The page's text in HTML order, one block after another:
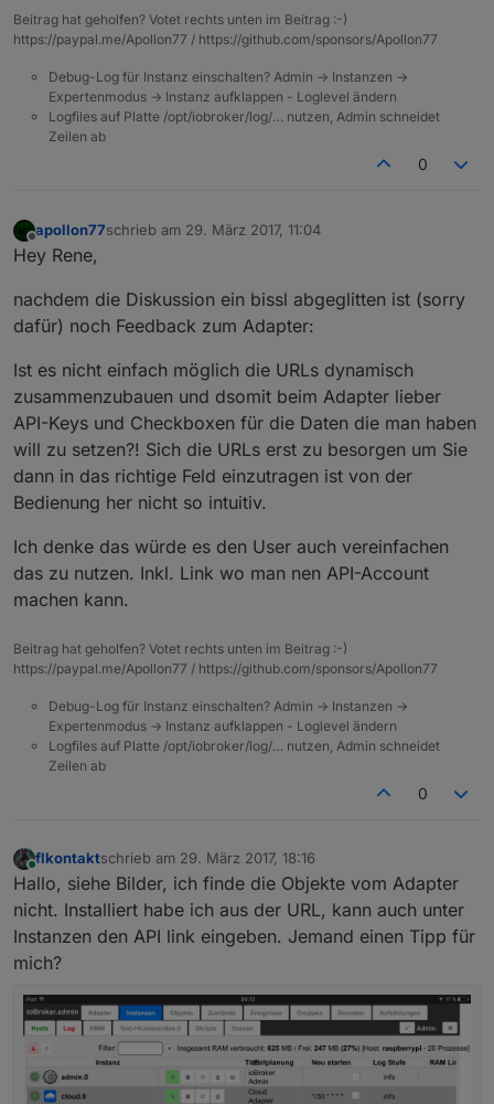
}
var
str =
;
return str.replace(new RegExp(find.replace
};
Beitrag hat geholfen? Votet rechts unten im Beitrag :-)
https://paypal.me/Apollon77 / https://github.com/sponsors/Apollon77
Debug-Log für Instanz einschalten? Admin -> Instanzen ->
Expertenmodus -> Instanz aufklappen - Loglevel ändern
Logfiles auf Platte /opt/iobroker/log/… nutzen, Admin schneidet
Zeilen ab
0
Offline
apollon77schrieb am 29. März 2017, 11:04
zuletzt editiert von
Hey Rene,
nachdem die Diskussion ein bissl abgeglitten ist (sorry
dafür) noch Feedback zum Adapter:
Ist es nicht einfach möglich die URLs dynamisch
zusammenzubauen und dsomit beim Adapter lieber
API-Keys und Checkboxen für die Daten die man haben
will zu setzen?! Sich die URLs erst zu besorgen um Sie
dann in das richtige Feld einzutragen ist von der
Bedienung her nicht so intuitiv.
Ich denke das würde es den User auch vereinfachen
das zu nutzen. Inkl. Link wo man nen API-Account
machen kann.
Beitrag hat geholfen? Votet rechts unten im Beitrag :-)
https://paypal.me/Apollon77 / https://github.com/sponsors/Apollon77
Debug-Log für Instanz einschalten? Admin -> Instanzen ->
Expertenmodus -> Instanz aufklappen - Loglevel ändern
Logfiles auf Platte /opt/iobroker/log/… nutzen, Admin schneidet
Zeilen ab
0
Online
flkontaktschrieb am 29. März 2017, 18:16
zuletzt editiert von
Hallo, siehe Bilder, ich finde die Objekte vom Adapter
nicht. Installiert habe ich aus der URL, kann auch unter
Instanzen den API link eingeben. Jemand einen Tipp für
mich?